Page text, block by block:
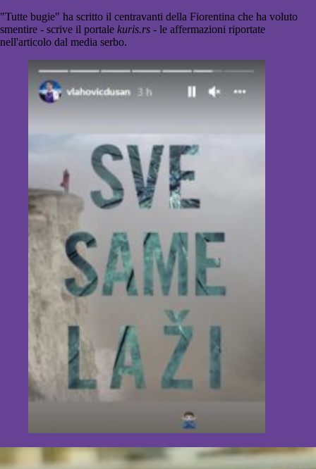
"Tutte bugie" ha scritto il centravanti della Fiorentina che ha voluto
smentire - scrive il portale kuris.rs - le affermazioni riportate
nell'articolo dal media serbo.